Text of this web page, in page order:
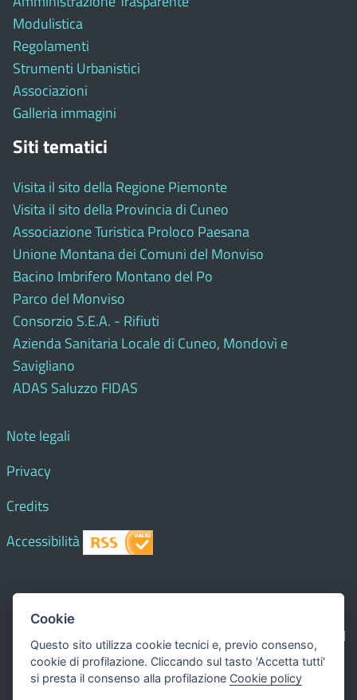
Modulistica
Regolamenti
Strumenti Urbanistici
Associazioni
Galleria immagini
Siti tematici
Visita il sito della Regione Piemonte
Visita il sito della Provincia di Cuneo
Associazione Turistica Proloco Paesana
Unione Montana dei Comuni del Monviso
Bacino Imbrifero Montano del Po
Parco del Monviso
Consorzio S.E.A. - Rifiuti
Azienda Sanitaria Locale di Cuneo, Mondovì e
Savigliano
ADAS Saluzzo FIDAS
Note legali
Privacy
Credits
Accessibilità
© 2018 Comune di
contenuti del sito, testi e immagini sono di proprietà del
Comune - CMS:Città In Comune
Questo sito utilizza, nella versione per UTENTI CON
Cookie
Questo sito utilizza cookie tecnici e, previo consenso,
cookie di profilazione. Cliccando sul tasto 'Accetta tutti'
si presta il consenso alla profilazione Cookie policy